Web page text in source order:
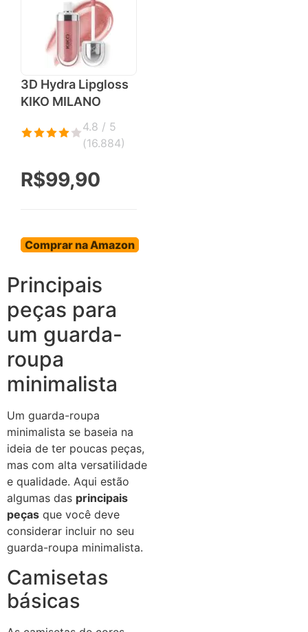
3D Hydra Lipgloss
KIKO MILANO
4.8 / 5
(16.884)
R$99,90
Comprar na Amazon
Principais
peças para
um guarda-
roupa
minimalista
Um guarda-roupa
minimalista se baseia na
ideia de ter poucas peças,
mas com alta versatilidade
e qualidade. Aqui estão
algumas das principais
peças que você deve
considerar incluir no seu
guarda-roupa minimalista.
Camisetas
básicas